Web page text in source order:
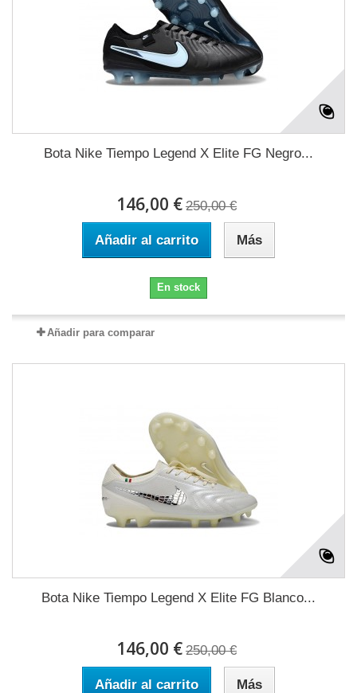
Bota Nike Tiempo Legend X Elite FG Negro...
146,00 € 250,00 €
Añadir al carrito Más
En stock
Añadir para comparar
Bota Nike Tiempo Legend X Elite FG Blanco...
146,00 € 250,00 €
Añadir al carrito Más